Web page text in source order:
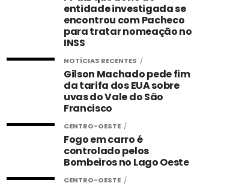
entidade investigada se
encontrou com Pacheco
para tratar nomeação no
INSS
NOTÍCIAS RECENTES
Gilson Machado pede fim
da tarifa dos EUA sobre
uvas do Vale do São
Francisco
CENTRO-OESTE
Fogo em carro é
controlado pelos
Bombeiros no Lago Oeste
CENTRO-OESTE